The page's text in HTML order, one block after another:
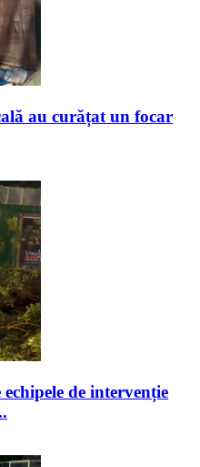
au curățat un focar
de intervenție